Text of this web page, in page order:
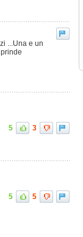
...Una e un
5 3
5 5